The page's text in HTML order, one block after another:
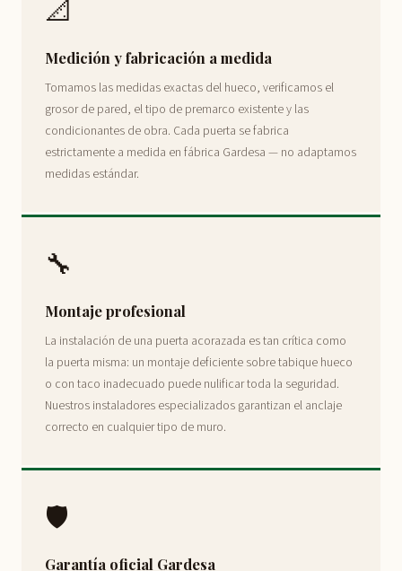
📐
Medición y fabricación a medida
Tomamos las medidas exactas del hueco, verificamos el
grosor de pared, el tipo de premarco existente y las
condicionantes de obra. Cada puerta se fabrica
estrictamente a medida en fábrica Gardesa — no adaptamos
medidas estándar.
🔧
Montaje profesional
La instalación de una puerta acorazada es tan crítica como
la puerta misma: un montaje deficiente sobre tabique hueco
o con taco inadecuado puede nulificar toda la seguridad.
Nuestros instaladores especializados garantizan el anclaje
correcto en cualquier tipo de muro.
🛡️
Garantía oficial Gardesa